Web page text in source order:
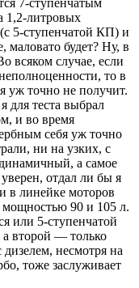
7‑ступенчатым
1,2‑литровых
5‑ступенчатой КП) и
маловато будет? Ну, в
всяком случае, если
то в
уж точно не получит.
для теста выбрал
и во время
себя уж точно
ни на узких, с
а самое
отдал ли бы я
в линейке моторов
мощностью 90 и 105 л.
или 5‑ступенчатой
а второй — только
несмотря на
тоже заслуживает